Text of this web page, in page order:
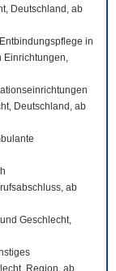
Deutschland, ab
in
Einrichtungen,
Deutschland, ab
ab
Geschlecht,